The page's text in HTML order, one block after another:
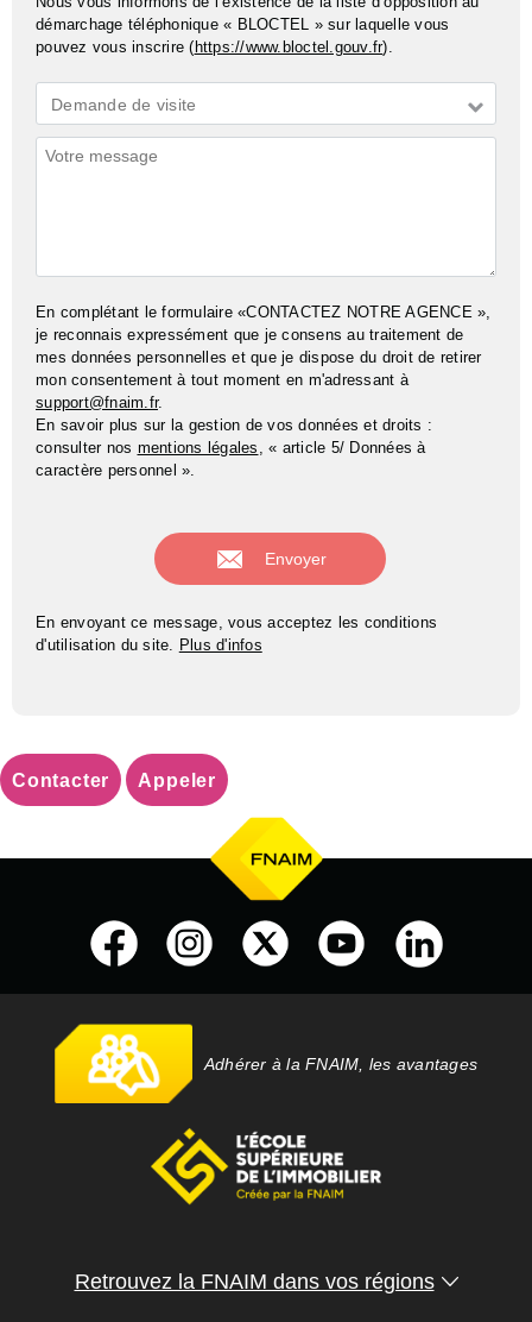
démarchage téléphonique « BLOCTEL » sur laquelle vous
pouvez vous inscrire ( https://www.bloctel.gouv.fr).
Demande
*
Demande de visite
Commentaires
En complétant le formulaire «CONTACTEZ NOTRE AGENCE »,
je reconnais expressément que je consens au traitement de
mes données personnelles et que je dispose du droit de retirer
mon consentement à tout moment en m'adressant à
support@fnaim.fr.
En savoir plus sur la gestion de vos données et droits :
consulter nos mentions légales , « article 5/ Données à
caractère personnel ».
En envoyant ce message, vous acceptez les conditions
d'utilisation du site. Plus d'infos
Contacter Appeler
Adhérer à la FNAIM, les avantages
Retrouvez la FNAIM dans vos régions